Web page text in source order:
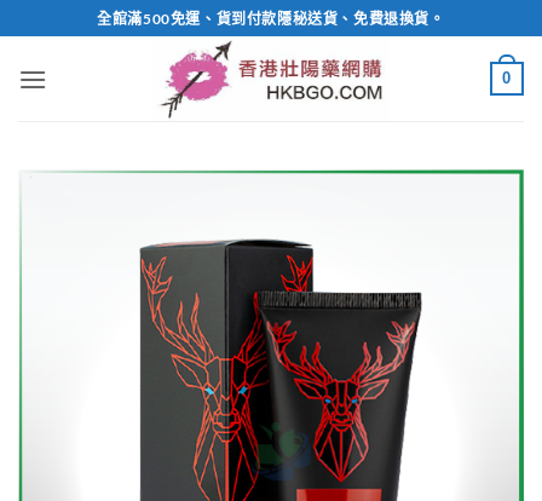
to
content
全館滿500免運、貨到付款隱秘送貨、免費退換貨。
0